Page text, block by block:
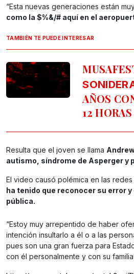
“Esta nuevas generaciones están
como la $%&/# aquí en el
TAMBIÉN TE PUEDE INTERESAR
AÑOS
12 HORAS
Resulta que el joven se llama
autismo, síndrome de Asperger y
El video causó polémica en las
ha tenido que reconocer su error
pública.
“Estoy muy arrepentido de haber
intención insultarlo a él o a las
pues son una gran fuerza para
con él personalmente y con su